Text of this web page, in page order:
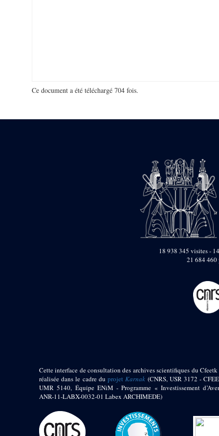
Ce document a été téléchargé 704 fois.
18 938 345 visites -
21 684 460
Cette interface de consultation des archives scientifiques du Cfeetk
réalisée dans le cadre duprojetKarnak (CNRS, USR 3172 -
UMR 5140, Équipe ENiM - Programme « Investissement
ANR-11-LABX-0032-01 Labex ARCHIMEDE)